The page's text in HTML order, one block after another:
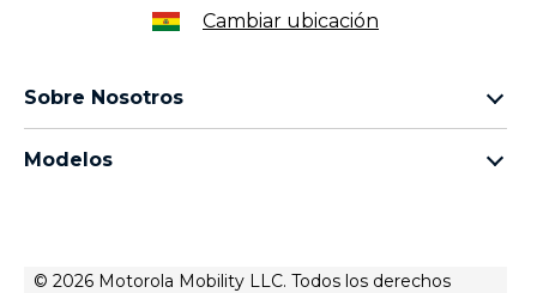
Cambiar ubicación
Sobre Nosotros
aviso de privacidad de producto
Modelos
familia moto g
© 2026 Motorola Mobility LLC. Todos los derechos